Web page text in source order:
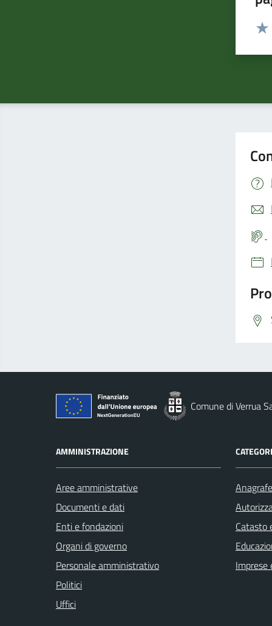
Comune di Verrua
AMMINISTRAZIONE
Aree amministrative
Documenti e dati
Enti e fondazioni
Organi di governo
Personale amministrativo
Politici
Uffici
Catasto
Imprese